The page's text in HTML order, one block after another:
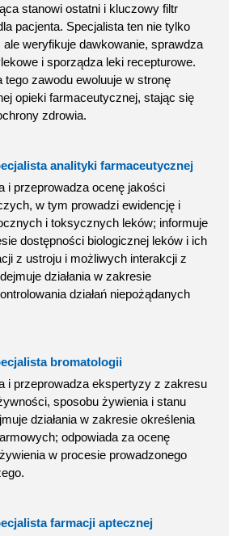
stanowi ostatni i kluczowy filtr
pacjenta. Specjalista ten nie tylko
ale weryfikuje dawkowanie, sprawdza
i sporządza leki recepturowe.
tego zawodu ewoluuje w stronę
opieki farmaceutycznej, stając się
zdrowia.
analityki farmaceutycznej
i przeprowadza ocenę jakości
w tym prowadzi ewidencję i
i toksycznych leków; informuje
dostępności biologicznej leków i ich
z ustroju i możliwych interakcji z
działania w zakresie
działań niepożądanych
bromatologii
i przeprowadza ekspertyzy z zakresu
sposobu żywienia i stanu
działania w zakresie określenia
odpowiada za ocenę
w procesie prowadzonego
farmacji aptecznej